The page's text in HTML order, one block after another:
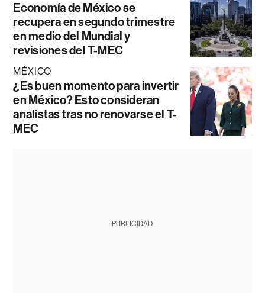
Economía de México se
recupera en segundo trimestre
en medio del Mundial y
revisiones del T-MEC
MÉXICO
¿Es buen momento para invertir
en México? Esto consideran
analistas tras no renovarse el T-
MEC
PUBLICIDAD